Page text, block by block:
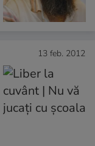
13 feb. 2012